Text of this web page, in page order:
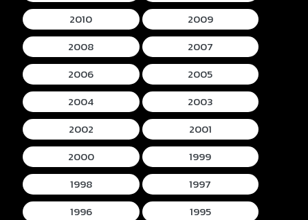
2010
2009
2008
2007
2006
2005
2004
2003
2002
2001
2000
1999
1998
1997
1996
1995